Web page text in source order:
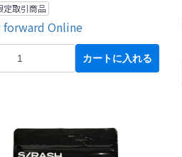
定取引商品
forward Online
カートに入れる